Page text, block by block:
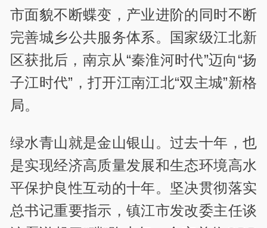
市面貌不断蝶变，产业进阶的同时不断
完善城乡公共服务体系。国家级江北新
区获批后，南京从“秦淮河时代”迈向“扬
子江时代”，打开江南江北“双主城”新格
局。
绿水青山就是金山银山。过去十年，也
是实现经济高质量发展和生态环境高水
平保护良性互动的十年。坚决贯彻落实
总书记重要指示，镇江市发改委主任谈